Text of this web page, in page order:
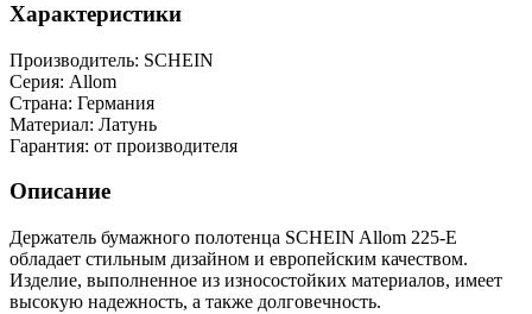
Характеристики
Производитель: SСHEIN
Серия: Allom
Страна: Германия
Материал: Латунь
Гарантия: от производителя
Описание
Держатель бумажного полотенца SCHEIN Allom 225-Е
обладает стильным дизайном и европейским качеством.
Изделие, выполненное из износостойких материалов, имеет
высокую надежность, а также долговечность.